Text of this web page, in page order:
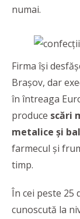
numai.
Firma își
Brașov, dar
în întreaga
produce scări
metalice şi
farmecul și
timp.
În cei peste 25
cunoscută la